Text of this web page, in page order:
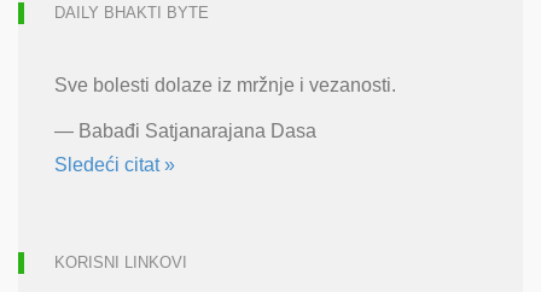
DAILY BHAKTI BYTE
Sve bolesti dolaze iz mržnje i vezanosti.
— Babađi Satjanarajana Dasa
Sledeći citat »
KORISNI LINKOVI